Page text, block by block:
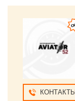
КОНТАКТЫ